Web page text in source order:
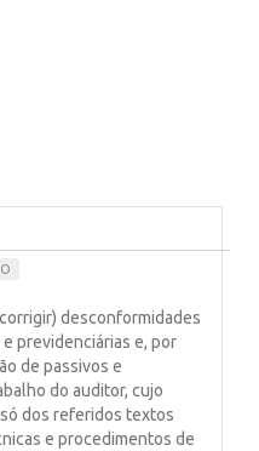
desconformidades
previdenciárias e, por
de passivos e
do auditor, cujo
dos referidos textos
e procedimentos de